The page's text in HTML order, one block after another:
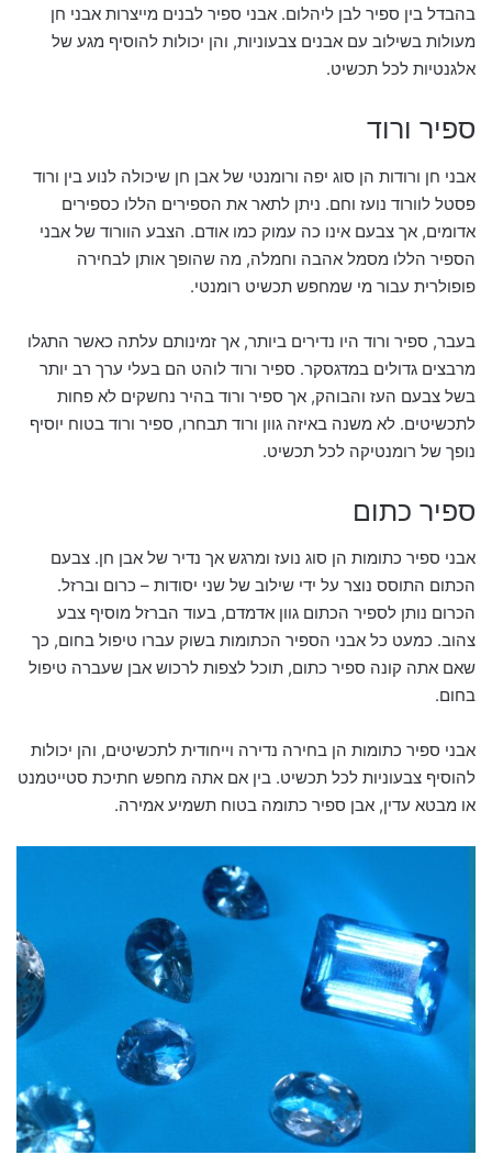
בהבדל בין ספיר לבן ליהלום. אבני ספיר לבנים מייצרות אבני חן
מעולות בשילוב עם אבנים צבעוניות, והן יכולות להוסיף מגע של
אלגנטיות לכל תכשיט.
ספיר ורוד
אבני חן ורודות הן סוג יפה ורומנטי של אבן חן שיכולה לנוע בין ורוד
פסטל לוורוד נועז וחם. ניתן לתאר את הספירים הללו כספירים
אדומים, אך צבעם אינו כה עמוק כמו אודם. הצבע הוורוד של אבני
הספיר הללו מסמל אהבה וחמלה, מה שהופך אותן לבחירה
פופולרית עבור מי שמחפש תכשיט רומנטי.
בעבר, ספיר ורוד היו נדירים ביותר, אך זמינותם עלתה כאשר התגלו
מרבצים גדולים במדגסקר. ספיר ורוד לוהט הם בעלי ערך רב יותר
בשל צבעם העז והבוהק, אך ספיר ורוד בהיר נחשקים לא פחות
לתכשיטים. לא משנה באיזה גוון ורוד תבחרו, ספיר ורוד בטוח יוסיף
נופך של רומנטיקה לכל תכשיט.
ספיר כתום
אבני ספיר כתומות הן סוג נועז ומרגש אך נדיר של אבן חן. צבעם
הכתום התוסס נוצר על ידי שילוב של שני יסודות – כרום וברזל.
הכרום נותן לספיר הכתום גוון אדמדם, בעוד הברזל מוסיף צבע
צהוב. כמעט כל אבני הספיר הכתומות בשוק עברו טיפול בחום, כך
שאם אתה קונה ספיר כתום, תוכל לצפות לרכוש אבן שעברה טיפול
בחום.
אבני ספיר כתומות הן בחירה נדירה וייחודית לתכשיטים, והן יכולות
להוסיף צבעוניות לכל תכשיט. בין אם אתה מחפש חתיכת סטייטמנט
או מבטא עדין, אבן ספיר כתומה בטוח תשמיע אמירה.